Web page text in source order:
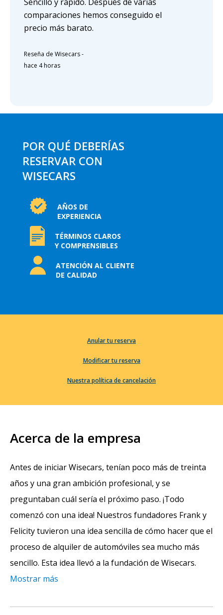
comparaciones hemos conseguido el
precio más barato.
Reseña de Wisecars-
hace 4 horas
POR QUÉ DEBERÍAS
RESERVAR CON
WISECARS
AÑOS DE
EXPERIENCIA
TÉRMINOS CLAROS
Y COMPRENSIBLES
ATENCIÓN AL CLIENTE
DE CALIDAD
Anular tu reserva
Modificar tu reserva
Nuestra política de cancelación
Acerca de la empresa
Antes de iniciar Wisecars, tenían poco más de treinta
años y una gran ambición profesional, y se
preguntaban cuál sería el próximo paso. ¡Todo
comenzó con una idea! Nuestros fundadores Frank y
Felicity tuvieron una idea sencilla de cómo hacer que el
proceso de alquiler de automóviles sea mucho más
sencillo. Esta idea llevó a la fundación de Wisecars.
Mostrar más